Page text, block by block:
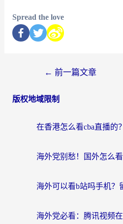
Spread the love
← 前一篇文章
版权地域限制